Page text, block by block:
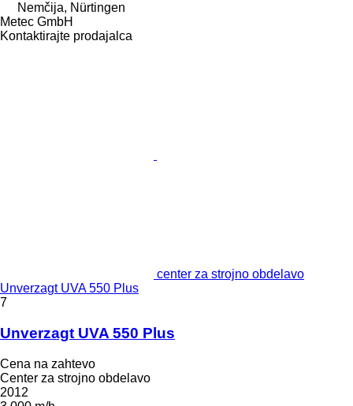
Nemčija, Nürtingen
Metec GmbH
Kontaktirajte prodajalca
center za strojno obdelavo
Unverzagt UVA 550 Plus
7
Unverzagt UVA 550 Plus
Cena na zahtevo
Center za strojno obdelavo
2012